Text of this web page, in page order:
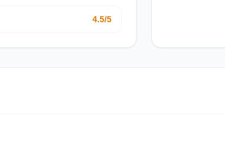
4.5/5